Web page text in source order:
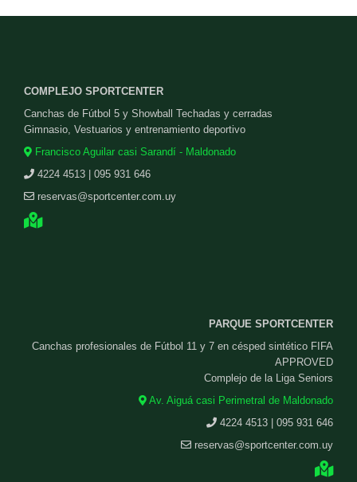
COMPLEJO SPORTCENTER
Canchas de Fútbol 5 y Showball Techadas y cerradas
Gimnasio, Vestuarios y entrenamiento deportivo
Francisco Aguilar casi Sarandí - Maldonado
4224 4513 | 095 931 646
reservas@sportcenter.com.uy
PARQUE SPORTCENTER
Canchas profesionales de Fútbol 11 y 7 en césped sintético FIFA
APPROVED
Complejo de la Liga Seniors
Av. Aiguá casi Perimetral de Maldonado
4224 4513 | 095 931 646
reservas@sportcenter.com.uy